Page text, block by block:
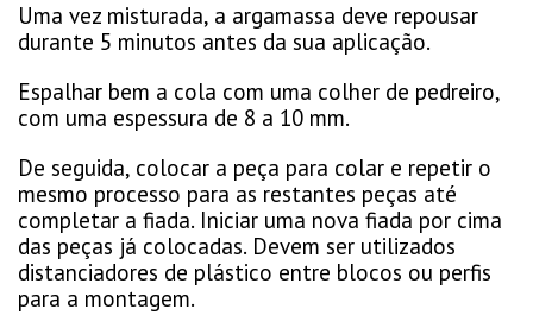
Uma vez misturada, a argamassa deve repousar
durante 5 minutos antes da sua aplicação.
Espalhar bem a cola com uma colher de pedreiro,
com uma espessura de 8 a 10 mm.
De seguida, colocar a peça para colar e repetir o
mesmo processo para as restantes peças até
completar a fiada. Iniciar uma nova fiada por cima
das peças já colocadas. Devem ser utilizados
distanciadores de plástico entre blocos ou perfis
para a montagem.